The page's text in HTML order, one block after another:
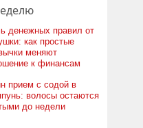
денежных правил от
как простые
меняют
к финансам
прием с содой в
волосы остаются
до недели